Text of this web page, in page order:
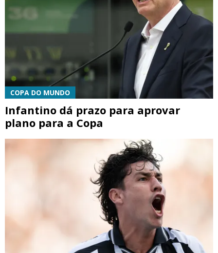
COPA DO MUNDO
Infantino dá prazo para aprovar
plano para a Copa